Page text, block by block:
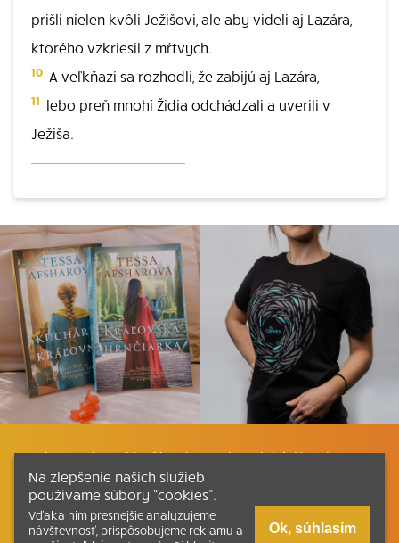
prišli nielen kvôli Ježišovi, ale aby videli aj Lazára,
ktorého vzkriesil z mŕtvych.
10 A veľkňazi sa rozhodli, že zabijú aj Lazára,
11 lebo preň mnohí Židia odchádzali a uverili v
Ježiša.
Listovať Plán čítania Liturgické čítania
Kontakt Ako čítať bibliu Katechizmus
Na zlepšenie našich služieb
používame súbory “cookies”.
Vďaka nim presnejšie analyzujeme
návštevnosť, prispôsobujeme reklamu a
Ok, súhlasím